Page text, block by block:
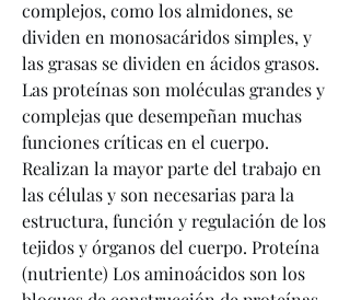
complejos, como los almidones, se
dividen en monosacáridos simples, y
las grasas se dividen en ácidos grasos.
Las proteínas son moléculas grandes y
complejas que desempeñan muchas
funciones críticas en el cuerpo.
Realizan la mayor parte del trabajo en
las células y son necesarias para la
estructura, función y regulación de los
tejidos y órganos del cuerpo. Proteína
(nutriente) Los aminoácidos son los